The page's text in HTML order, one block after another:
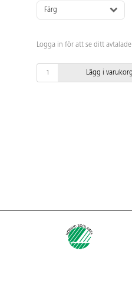
Färg
Logga in för att se ditt avtalade
Lägg i